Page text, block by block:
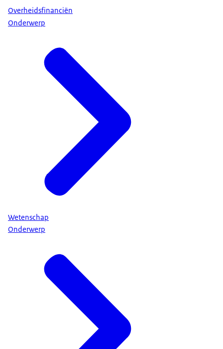
Overheidsfinanciën
Onderwerp
Wetenschap
Onderwerp